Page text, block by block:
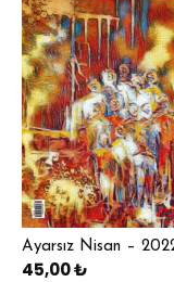
Ayarsız Nisan –
45,00₺